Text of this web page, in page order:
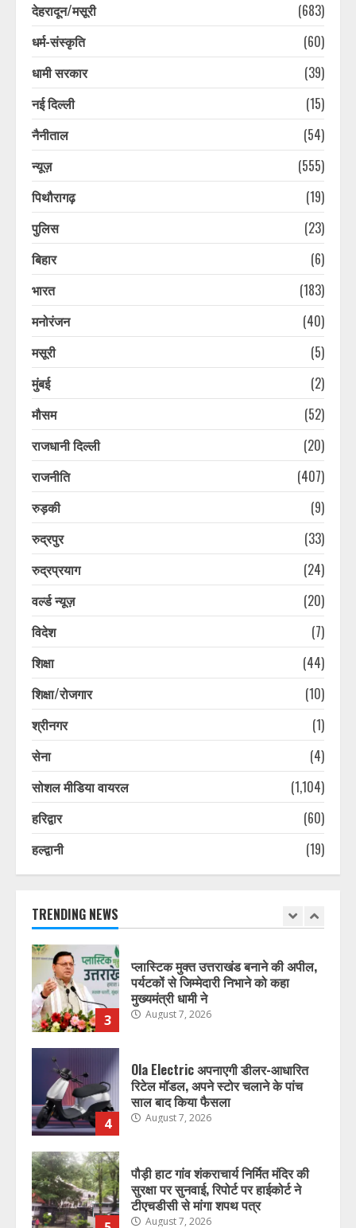
देहरादून/मसूरी
(683)
धर्म-संस्कृति
(60)
धामी सरकार
(39)
नई दिल्ली
(15)
नैनीताल
(54)
न्यूज़
(555)
पिथौरागढ़
(19)
पुलिस
(23)
बिहार
(6)
भारत
(183)
मनोरंजन
(40)
मसूरी
(5)
मुंबई
(2)
मौसम
(52)
राजधानी दिल्ली
(20)
राजनीति
(407)
रुड़की
(9)
रुद्रपुर
(33)
रुद्रप्रयाग
(24)
वर्ल्ड न्यूज़
(20)
विदेश
(7)
शिक्षा
(44)
शिक्षा/रोजगार
(10)
श्रीनगर
(1)
सेना
(4)
सोशल मीडिया वायरल
(1,104)
हरिद्वार
(60)
हल्द्वानी
(19)
TRENDING NEWS
प्लास्टिक मुक्त उत्तराखंड बनाने की अपील,
मुख्यमंत्री धामी ने
4
पौड़ी हाट गांव शंकराचार्य निर्मित मंदिर की
सुरक्षा पर सुनवाई, रिपोर्ट पर हाईकोर्ट ने
August 7, 2026
13 साल की किशोरी से गैंगरेप, अश्लील
वीडियो बनाकर किया ब्लैकमेल, दो आरोपी
गिरफ्तार
7
मुसीबत! केक खाने के बाद गाजियाबाद सीओ
सप्ताहांत से पहले नैनीताल और मसूरी में बढ़ी
August 7, 2026
2
जिलाधिकारी ने अधिकारियों को दिए मानसून
3
प्लास्टिक मुक्त उत्तराखंड बनाने की अपील,
पर्यटकों से जिम्मेदारी निभाने को कहा
मुख्यमंत्री धामी ने
August 7, 2026
4
Ola Electric अपनाएगी डीलर-आधारित
रिटेल मॉडल, अपने स्टोर चलाने के पांच
साल बाद किया फैसला
August 7, 2026
पौड़ी हाट गांव शंकराचार्य निर्मित मंदिर की
सुरक्षा पर सुनवाई, रिपोर्ट पर हाईकोर्ट ने
टीएचडीसी से मांगा शपथ पत्र
August 7, 2026